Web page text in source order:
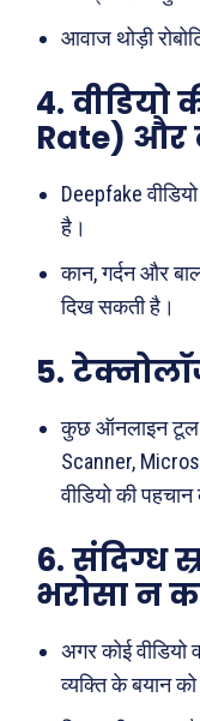
Type here...
ख़बरें
छत्तीसगढ़
देश
दुनिया
राजनीति
आवाज थोड़ी
4. वीडियो
Rate)
Deepfake
है।
कान, गर्दन और
दिख सकती है।
5.
कुछ ऑनलाइन टूल
Scanner,
वीडियो की
6. संदिग्ध
भरोसा न
अगर कोई वीडियो
व्यक्ति के बयान